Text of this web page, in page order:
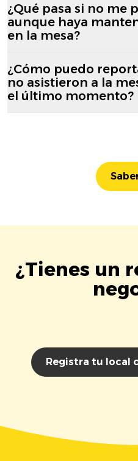
¿Qué pasa si no me
aunque haya
en la mesa?
¿Cómo puedo
no asistieron a la
el último momento?
¿Tienes un
Registra tu local